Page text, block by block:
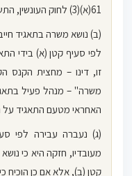
61(א)(3) לחוק העונשין, התשל"ז-1977.
(ב) נושא משרה בתאגיד
לפי סעיף קטן (א) בידי
זו, דינו – מחצית הקנס
משרה" – מנהל פעיל
האחראי מטעם התאגיד על
(ג) נעברה עבירה לפי
מעובדיו, חזקה היא כי
קטן (ב), אלא אם כן הוכיח